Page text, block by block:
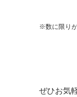
※数に限り
ぜひお気